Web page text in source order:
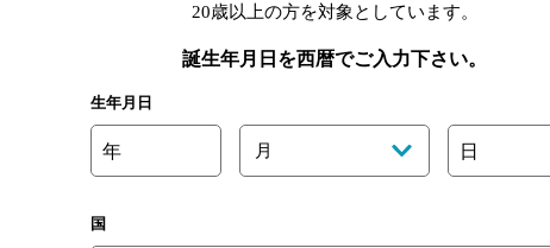
知る・楽しむ 文化・スポーツ
20歳以上の方を対象としています。
誕生年月日を西暦でご入力下さい。
生年月日
年 月 日
国